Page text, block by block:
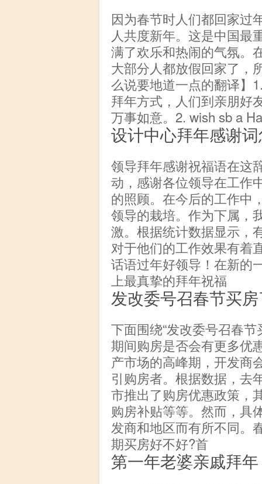
因为春节时人们都回家过
人共度新年。这是中国最
满了欢乐和热闹的气氛。
大部分人都放假回家了，
么说要地道一点的翻译】
拜年方式，人们到亲朋好
万事如意。2. wish sb a
设计中心拜年感谢
领导拜年感谢祝福语在这
动，感谢各位领导在工作
的照顾。在今后的工作中
领导的栽培。作为下属，
激。根据统计数据显示，
对于他们的工作效果有着
话语过年好领导！在新的
上最真挚的拜年祝福
发改委号召春节买
下面围绕“发改委号召春
期间购房是否会有更多优
产市场的高峰期，开发商
引购房者。根据数据，去
市推出了购房优惠政策，
购房补贴等等。然而，具
发商和地区而有所不同。
期买房好不好?首
第一年老婆亲戚拜年